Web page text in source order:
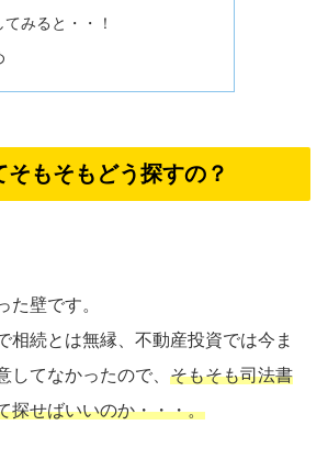
てみると・・！
そもそもどう探すの？
た壁です。
相続とは無縁、不動産投資では今ま
してなかったので、 そもそも司法書
探せばいいのか・・・。